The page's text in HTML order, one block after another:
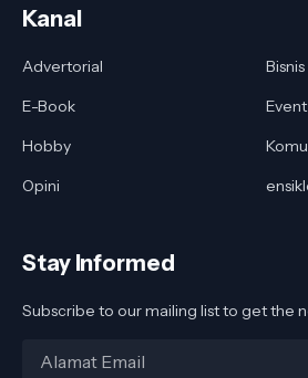
Kanal
Advertorial
Bisnis
E-Book
Event
Hobby
Opini
Stay Informed
Subscribe to our mailing list to get the